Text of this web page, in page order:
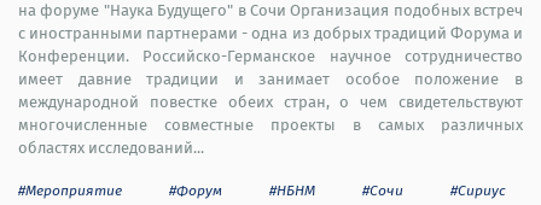
на форуме "Наука Будущего" в Сочи Организация подобных встреч
с иностранными партнерами - одна из добрых традиций Форума и
Конференции. Российско-Германское научное сотрудничество
имеет давние традиции и занимает особое положение в
международной повестке обеих стран, о чем свидетельствуют
многочисленные совместные проекты в самых различных
областях исследований...
#Мероприятие #Форум #НБНМ #Сочи
#Сириус